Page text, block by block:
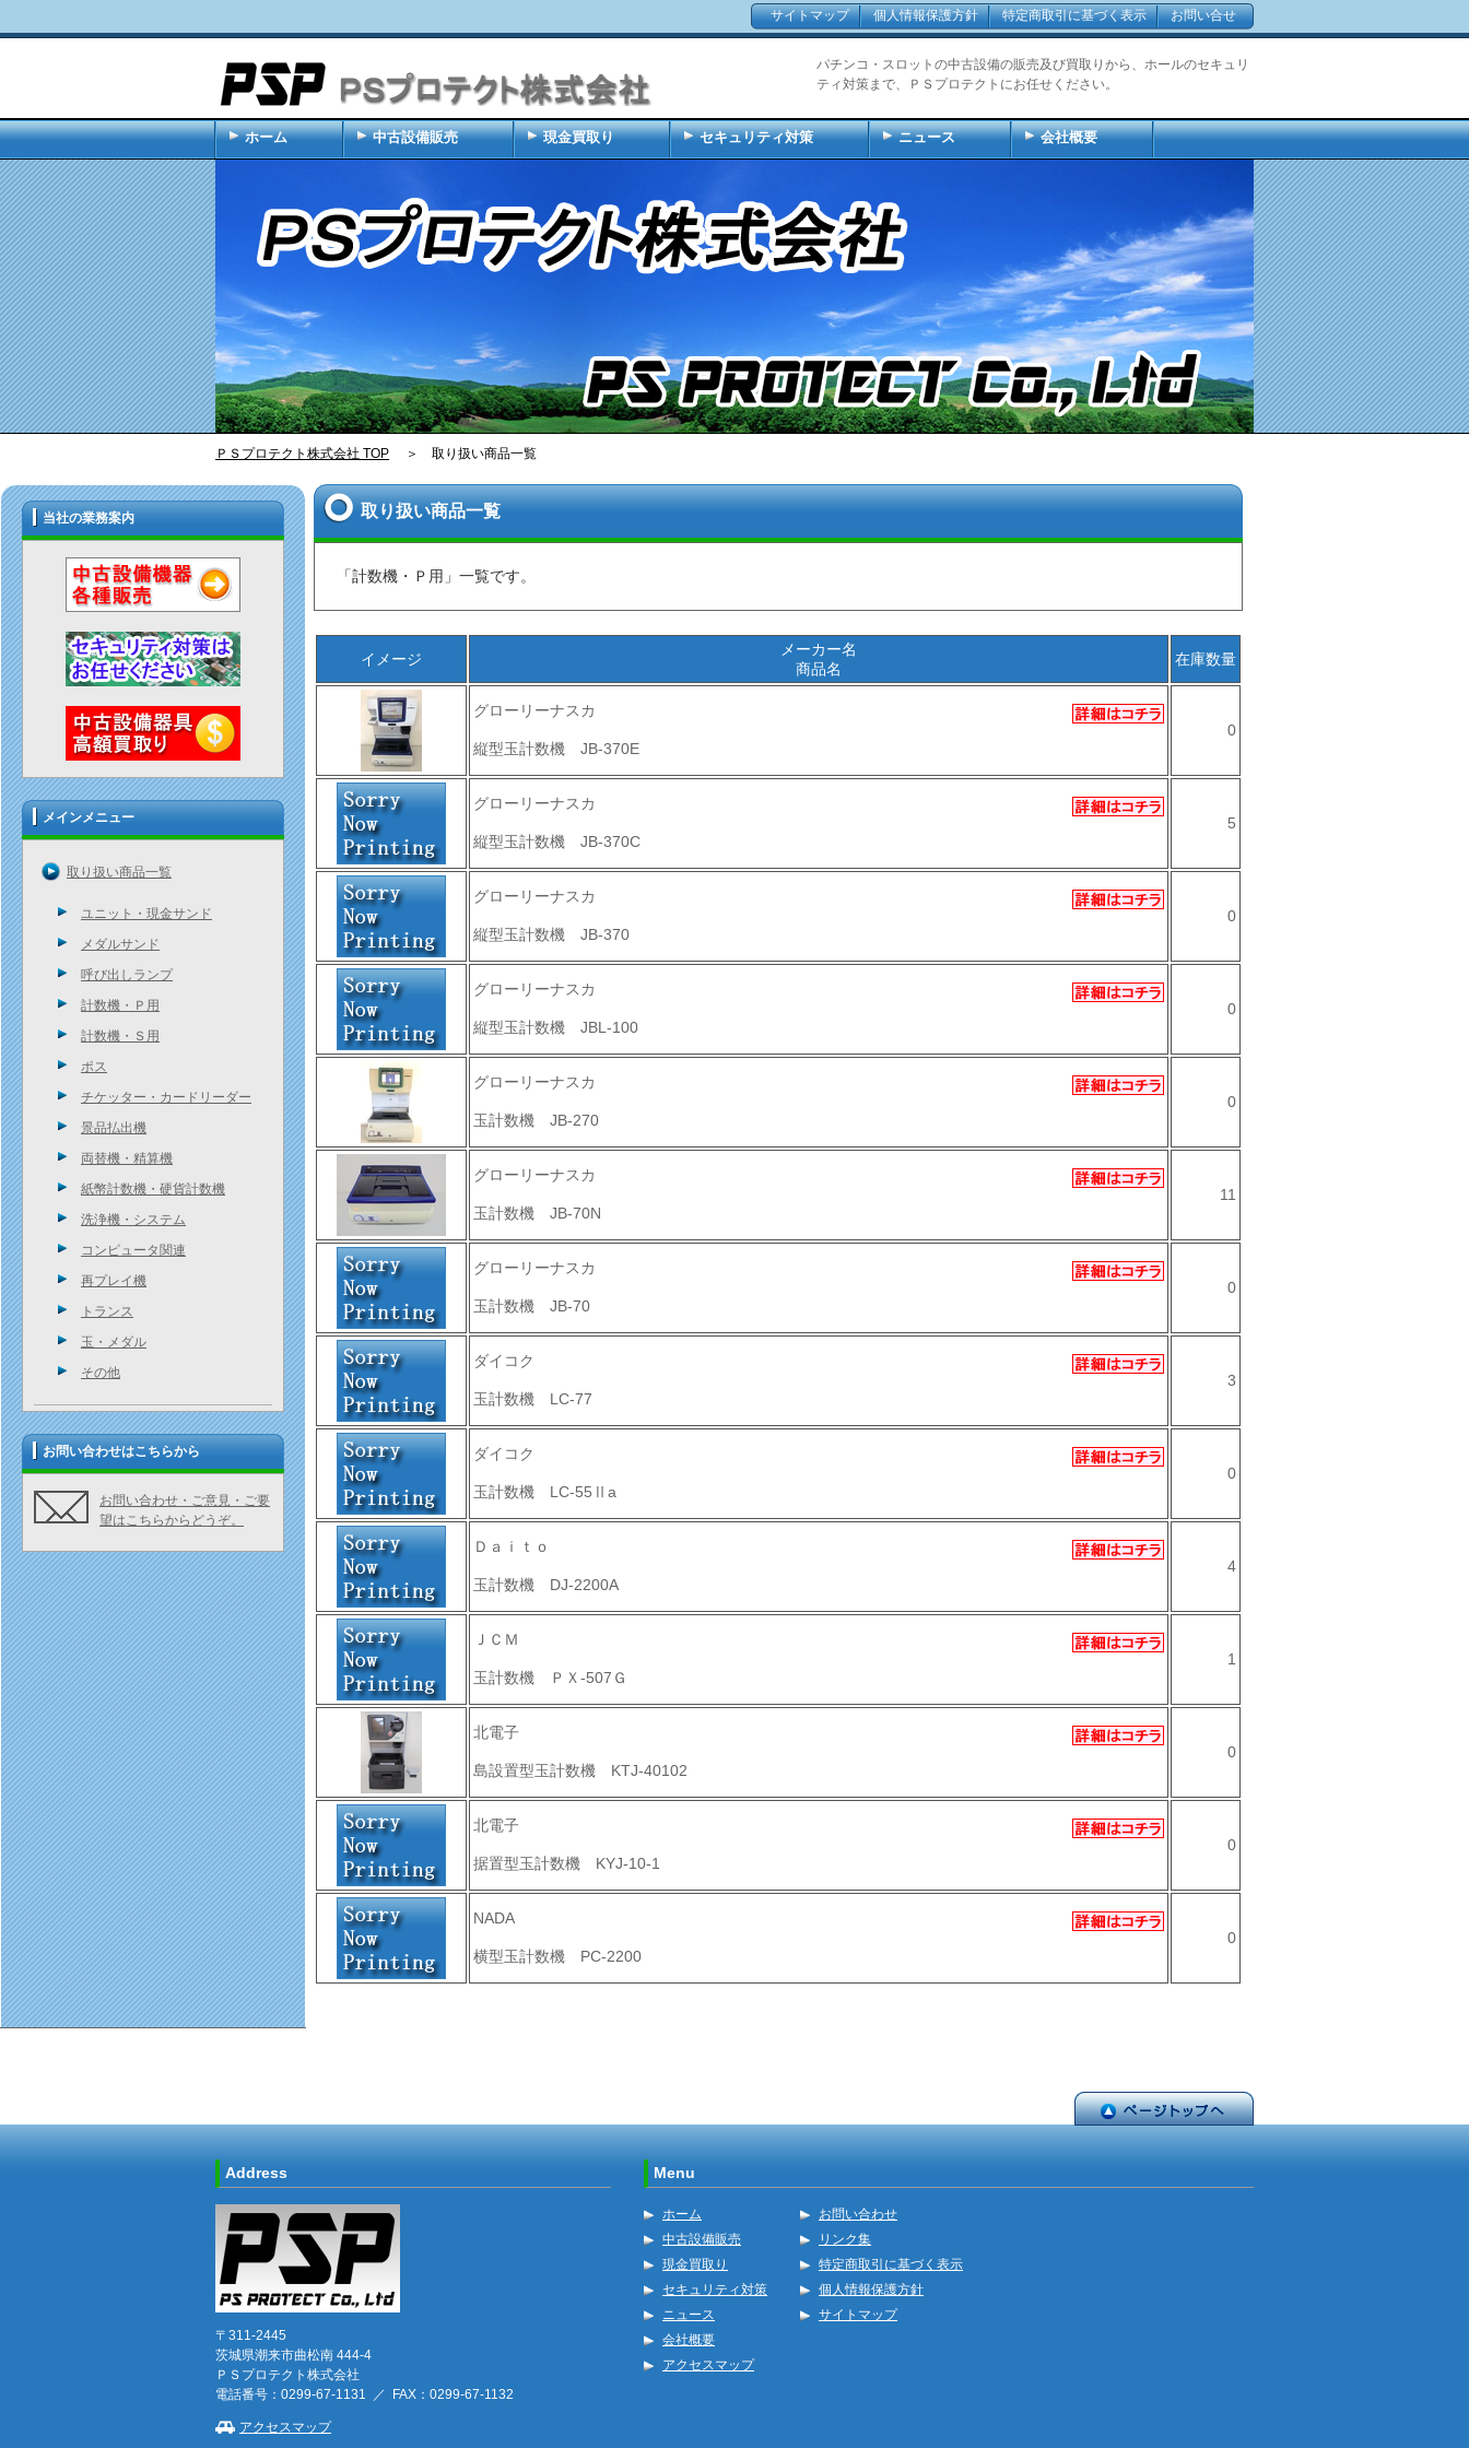
サイトマップ 個人情報保護方針 特定商取引に基づく表示 お問い合せ
パチンコ・スロットの中古設備の販売及び買取りから、ホールのセキュリ
ティ対策まで、ＰＳプロテクトにお任せください。
ホーム 中古設備販売 現金買取り セキュリティ対策 ニュース 会社概要
ＰＳプロテクト株式会社 TOP ＞ 取り扱い商品一覧
当社の業務案内
メインメニュー
取り扱い商品一覧
ユニット・現金サンド
メダルサンド
呼び出しランプ
計数機・Ｐ用
計数機・Ｓ用
ポス
チケッター・カードリーダー
景品払出機
両替機・精算機
紙幣計数機・硬貨計数機
洗浄機・システム
コンピュータ関連
再プレイ機
トランス
玉・メダル
その他
お問い合わせはこちらから
お問い合わせ・ご意見・ご要
望はこちらからどうぞ。
取り扱い商品一覧
「計数機・Ｐ用」一覧です。
イメージ
メーカー名
商品名
在庫数量
グローリーナスカ
縦型玉計数機 JB-370E
0
グローリーナスカ
縦型玉計数機 JB-370C
5
グローリーナスカ
縦型玉計数機 JB-370
0
グローリーナスカ
縦型玉計数機 JBL-100
0
グローリーナスカ
玉計数機 JB-270
0
グローリーナスカ
玉計数機 JB-70N
11
グローリーナスカ
玉計数機 JB-70
0
ダイコク
玉計数機 LC-77
3
ダイコク
玉計数機 LC-55Ⅱa
0
Ｄａｉｔｏ
玉計数機 DJ-2200A
4
ＪＣＭ
玉計数機 ＰＸ-507Ｇ
1
北電子
島設置型玉計数機 KTJ-40102
0
北電子
据置型玉計数機 KYJ-10-1
0
NADA
横型玉計数機 PC-2200
0
Address
〒311-2445
茨城県潮来市曲松南 444-4
ＰＳプロテクト株式会社
電話番号：0299-67-1131 ／ FAX：0299-67-1132
アクセスマップ
Menu
ホーム
中古設備販売
現金買取り
セキュリティ対策
ニュース
会社概要
アクセスマップ
お問い合わせ
リンク集
特定商取引に基づく表示
個人情報保護方針
サイトマップ